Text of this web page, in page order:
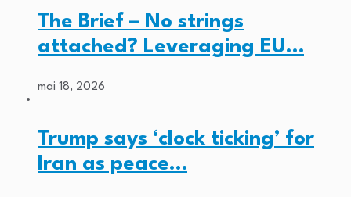
The Brief – No strings
attached? Leveraging EU…
mai 18, 2026
Trump says ‘clock ticking’ for
Iran as peace…